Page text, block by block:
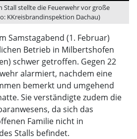
Stall stellte die Feuerwehr vor große
KKreisbrandinspektion Dachau)
Samstagabend (1. Februar)
Betrieb in Milbertshofen
schwer getroffen. Gegen 22
alarmiert, nachdem eine
bemerkt und umgehend
Sie verständigte zudem die
da sich das
Familie nicht in
Stalls befindet.